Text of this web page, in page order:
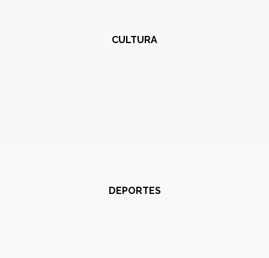
CULTURA
DEPORTES